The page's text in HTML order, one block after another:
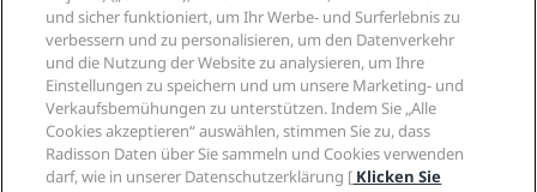
„Sports Approved“-Hotels
Familienfreundliche Hotels
Gesundheit & Sicherheit
Karriere RHG
Karriere PPHE
Karrieren EHL
The Club by RHG
Entwicklungsmöglichkeiten
Responsible Business – Unser Engagement
Einkauf
Privacy Centre
Rechtliche Hinweise
Radisson Rewards Geschäftsbedingungen
Website-Nutzungsvereinbarung
Digitale Barrierefreiheit
Moderne Sklaverei – Erklärung
Hilfe
Verbrauchermeldungen
Kontakt
FAQ
Inhaltsübersicht
Soziale Medien
Marken von Radisson Hotels
und sicher funktioniert, um Ihr Werbe- und Surferlebnis zu
verbessern und zu personalisieren, um den Datenverkehr
und die Nutzung der Website zu analysieren, um Ihre
Einstellungen zu speichern und um unsere Marketing- und
Verkaufsbemühungen zu unterstützen. Indem Sie „Alle
Cookies akzeptieren“ auswählen, stimmen Sie zu, dass
Radisson Daten über Sie sammeln und Cookies verwenden
darf, wie in unserer Datenschutzerklärung [ Klicken Sie